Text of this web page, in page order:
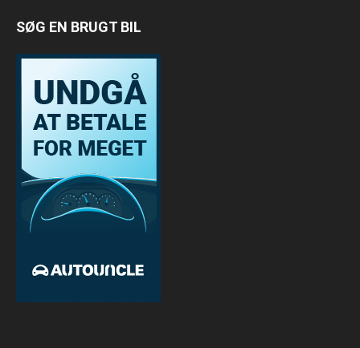
SØG EN BRUGT BIL